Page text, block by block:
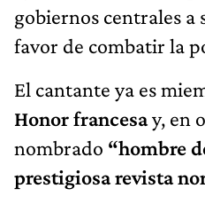
gobiernos centrales a
favor de combatir la
El cantante ya es
Honor francesay, en
nombrado “hombre
prestigiosa revista